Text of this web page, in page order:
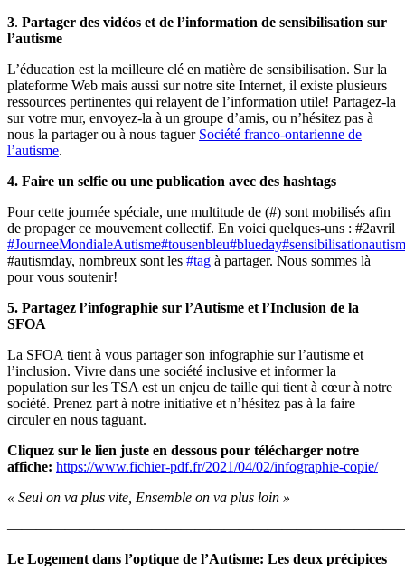
3. Partager des vidéos et de l’information de sensibilisation sur
l’autisme
L’éducation est la meilleure clé en matière de sensibilisation. Sur la
plateforme Web mais aussi sur notre site Internet, il existe plusieurs
ressources pertinentes qui relayent de l’information utile! Partagez-la
sur votre mur, envoyez-la à un groupe d’amis, ou n’hésitez pas à
nous la partager ou à nous taguer Société franco-ontarienne de
l’autisme.
4. Faire un selfie ou une publication avec des hashtags
Pour cette journée spéciale, une multitude de (#) sont mobilisés afin
de propager ce mouvement collectif. En voici quelques-uns : #2avril
#JourneeMondialeAutisme#tousenbleu#blueday
#autismday, nombreux sont les #tag à partager. Nous sommes là
pour vous soutenir!
5. Partagez l’infographie sur l’Autisme et l’Inclusion de la
SFOA
La SFOA tient à vous partager son infographie sur l’autisme et
l’inclusion. Vivre dans une société inclusive et informer la
population sur les TSA est un enjeu de taille qui tient à cœur à notre
société. Prenez part à notre initiative et n’hésitez pas à la faire
circuler en nous taguant.
Cliquez sur le lien juste en dessous pour télécharger notre
affiche: https://www.fichier-pdf.fr/2021/04/02/infographie-copie/
« Seul on va plus vite, Ensemble on va plus loin »
Le Logement dans l’optique de l’Autisme: Les deux précipices